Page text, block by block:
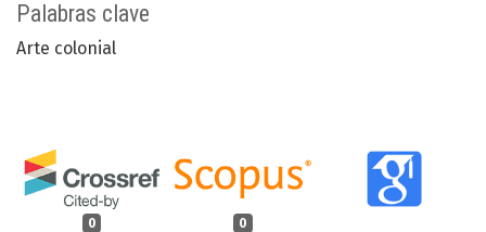
Palabras clave
Arte colonial
0 0